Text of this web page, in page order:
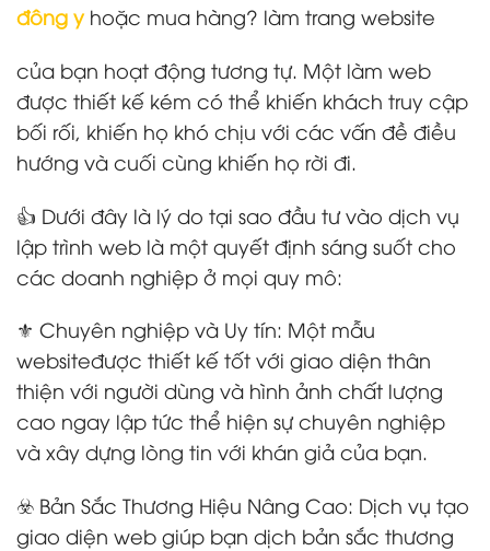
đông yhoặc mua hàng? làm trang website
của bạn hoạt động tương tự. Một làm web
được thiết kế kém có thể khiến khách truy cập
bối rối, khiến họ khó chịu với các vấn đề điều
hướng và cuối cùng khiến họ rời đi.
👍 Dưới đây là lý do tại sao đầu tư vào dịch vụ
lập trình web là một quyết định sáng suốt cho
các doanh nghiệp ở mọi quy mô:
⚜️ Chuyên nghiệp và Uy tín: Một mẫu
websiteđược thiết kế tốt với giao diện thân
thiện với người dùng và hình ảnh chất lượng
cao ngay lập tức thể hiện sự chuyên nghiệp
và xây dựng lòng tin với khán giả của bạn.
☣️ Bản Sắc Thương Hiệu Nâng Cao: Dịch vụ tạo
giao diện web giúp bạn dịch bản sắc thương